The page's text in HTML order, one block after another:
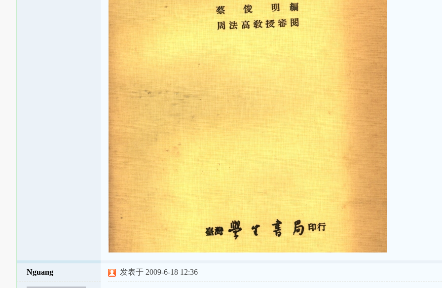
Nguang 发表于 2009-6-18 12:36